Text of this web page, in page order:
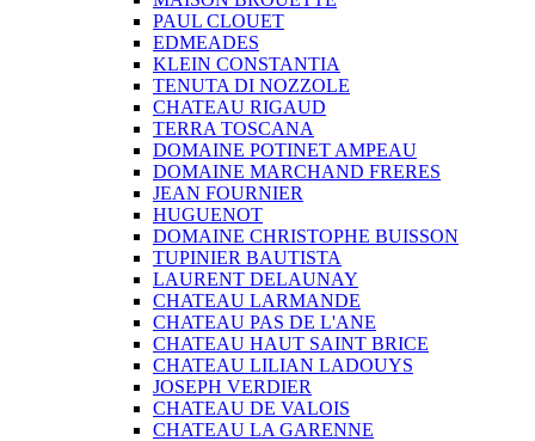
PAUL CLOUET
EDMEADES
KLEIN CONSTANTIA
TENUTA DI NOZZOLE
CHATEAU RIGAUD
TERRA TOSCANA
DOMAINE POTINET AMPEAU
DOMAINE MARCHAND FRERES
JEAN FOURNIER
HUGUENOT
DOMAINE CHRISTOPHE BUISSON
TUPINIER BAUTISTA
LAURENT DELAUNAY
CHATEAU LARMANDE
CHATEAU PAS DE L'ANE
CHATEAU HAUT SAINT BRICE
CHATEAU LILIAN LADOUYS
JOSEPH VERDIER
CHATEAU DE VALOIS
CHATEAU LA GARENNE